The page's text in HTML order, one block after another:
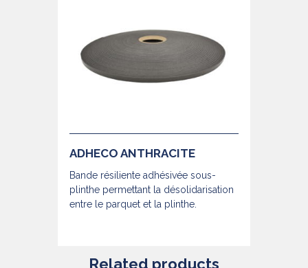
ADHECO ANTHRACITE
Bande résiliente adhésivée sous-
plinthe permettant la désolidarisation
entre le parquet et la plinthe.
Related products